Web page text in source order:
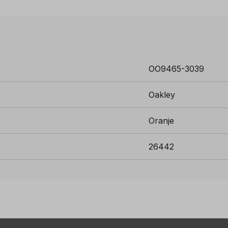
met Prizm™-technologie die ontworpen zijn
OO9465-3039
Oakley
Oranje
26442